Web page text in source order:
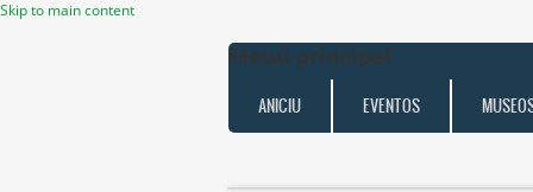
Skip to main content
Menú principal
ANICIU EVENTOS